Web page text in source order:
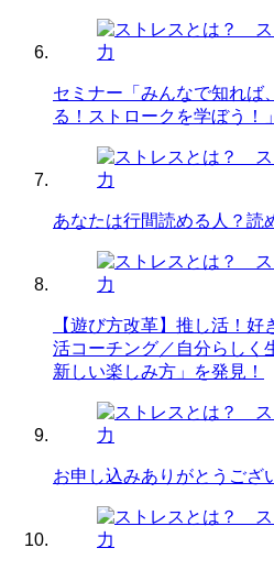
セミナー「みんなで知れば
る！ストロークを学ぼう！」
あなたは行間読める人？読
【遊び方改革】推し活！
活コーチング／自分らしく
新しい楽しみ方」を発見！
お申し込みありがとうござ